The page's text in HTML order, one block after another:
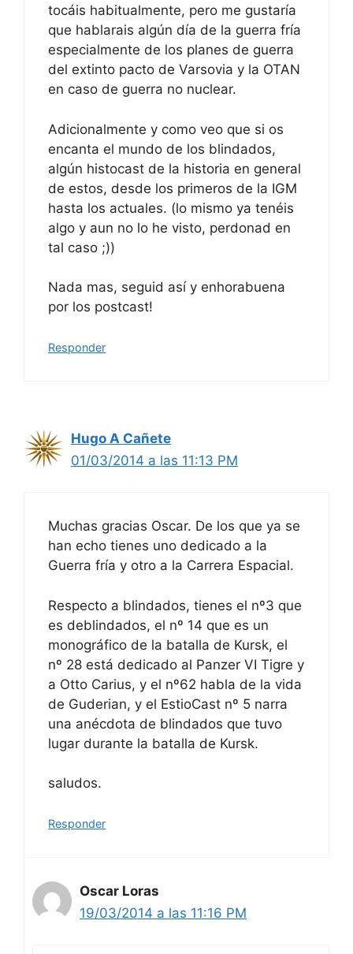
tocáis habitualmente, pero me gustaría
que hablarais algún día de la guerra fría
especialmente de los planes de guerra
del extinto pacto de Varsovia y la OTAN
en caso de guerra no nuclear.
Adicionalmente y como veo que si os
encanta el mundo de los blindados,
algún histocast de la historia en general
de estos, desde los primeros de la IGM
hasta los actuales. (lo mismo ya tenéis
algo y aun no lo he visto, perdonad en
tal caso ;))
Nada mas, seguid así y enhorabuena
por los postcast!
Responder
Hugo A Cañete
01/03/2014 a las 11:13 PM
Muchas gracias Oscar. De los que ya se
han echo tienes uno dedicado a la
Guerra fría y otro a la Carrera Espacial.
Respecto a blindados, tienes el nº3 que
es deblindados, el nº 14 que es un
monográfico de la batalla de Kursk, el
nº 28 está dedicado al Panzer VI Tigre y
a Otto Carius, y el nº62 habla de la vida
de Guderian, y el EstioCast nº 5 narra
una anécdota de blindados que tuvo
lugar durante la batalla de Kursk.
saludos.
Responder
Oscar Loras
19/03/2014 a las 11:16 PM